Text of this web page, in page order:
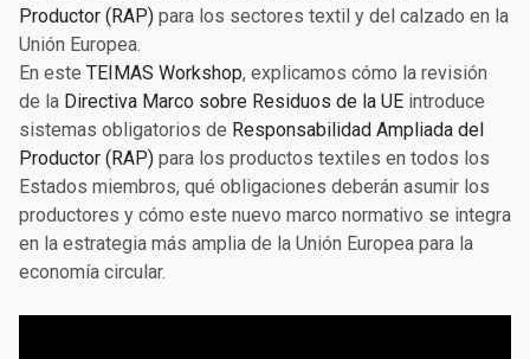
Productor (RAP) para los sectores textil y del calzado en la
Unión Europea.
En este TEIMAS Workshop, explicamos cómo la revisión
de la Directiva Marco sobre Residuos de la UE introduce
sistemas obligatorios de Responsabilidad Ampliada del
Productor (RAP) para los productos textiles en todos los
Estados miembros, qué obligaciones deberán asumir los
productores y cómo este nuevo marco normativo se integra
en la estrategia más amplia de la Unión Europea para la
economía circular.